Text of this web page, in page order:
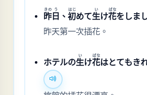
昨
きの
日
う
、初
はじ
めて生
い
け花
ばな
をしま
昨天第一次插花。
ホテルの生
い
け花
ばな
はとてもき